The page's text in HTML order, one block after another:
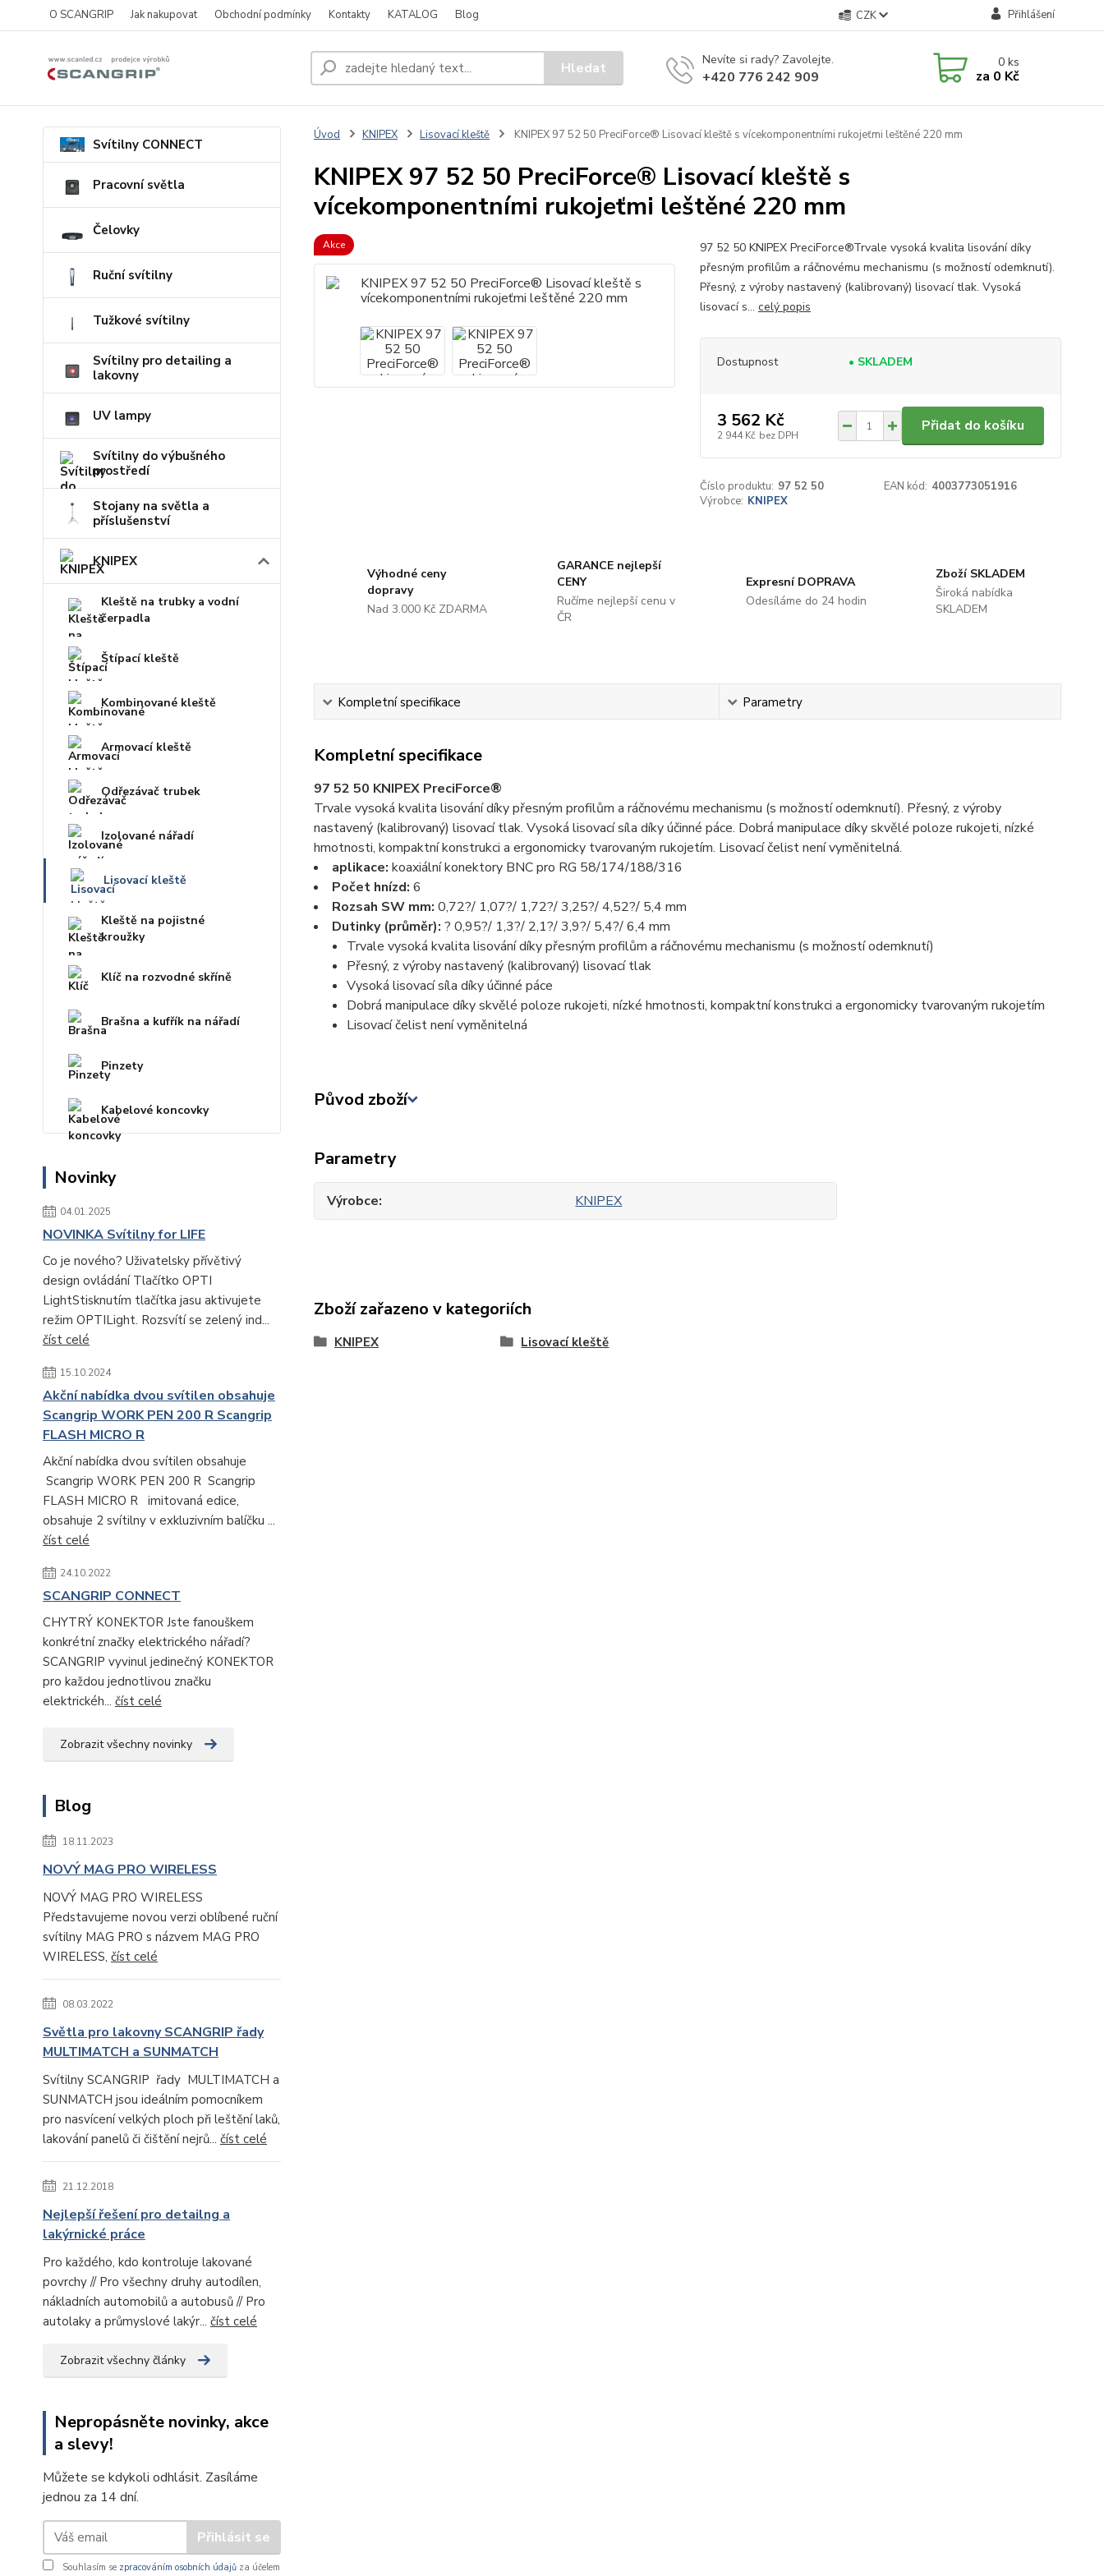
O SCANGRIP Jak nakupovat Obchodní podmínky Kontakty KATALOG Blog CZK Přihlášení
Hledat Nevíte si rady? Zavolejte.
+420 776 242 909
0ks
za 0 Kč
Svítilny CONNECT
Pracovní světla
Čelovky
Ruční svítilny
Tužkové svítilny
Svítilny pro detailing a
lakovny
UV lampy
Svítilny do výbušného
prostředí
Stojany na světla a
příslušenství
KNIPEX
Kleště na trubky a vodní
čerpadla
Štípací kleště
Kombinované kleště
Armovací kleště
Odřezávač trubek
Izolované nářadí
Lisovací kleště
Kleště na pojistné
kroužky
Klíč na rozvodné skříně
Brašna a kufřík na nářadí
Pinzety
Kabelové koncovky
Novinky
04.01.2025
NOVINKA Svítilny for LIFE
Co je nového? Uživatelsky přívětivý
design ovládání Tlačítko OPTI
LightStisknutím tlačítka jasu aktivujete
režim OPTILight. Rozsvítí se zelený ind...
číst celé
15.10.2024
Akční nabídka dvou svítilen obsahuje
Scangrip WORK PEN 200 R Scangrip
FLASH MICRO R
Akční nabídka dvou svítilen obsahuje
Scangrip WORK PEN 200 R Scangrip
FLASH MICRO R imitovaná edice,
obsahuje 2 svítilny v exkluzivním balíčku ...
číst celé
24.10.2022
SCANGRIP CONNECT
CHYTRÝ KONEKTOR Jste fanouškem
konkrétní značky elektrického nářadí?
SCANGRIP vyvinul jedinečný KONEKTOR
pro každou jednotlivou značku
elektrickéh... číst celé
Zobrazit všechny novinky
Blog
18.11.2023
NOVÝ MAG PRO WIRELESS
NOVÝ MAG PRO WIRELESS
Představujeme novou verzi oblíbené ruční
svítilny MAG PRO s názvem MAG PRO
WIRELESS, číst celé
08.03.2022
Světla pro lakovny SCANGRIP řady
MULTIMATCH a SUNMATCH
Svítilny SCANGRIP řady MULTIMATCH a
SUNMATCH jsou ideálním pomocníkem
pro nasvícení velkých ploch při leštění laků,
lakování panelů či čištění nejrů... číst celé
21.12.2018
Nejlepší řešení pro detailng a
lakýrnické práce
Pro každého, kdo kontroluje lakované
povrchy // Pro všechny druhy autodílen,
nákladních automobilů a autobusů // Pro
autolaky a průmyslové lakýr... číst celé
Zobrazit všechny články
Nepropásněte novinky, akce
a slevy!
Můžete se kdykoli odhlásit. Zasíláme
jednou za 14 dní.
Přihlásit se
Souhlasím se zpracováním osobních údajů za účelem
Úvod KNIPEX Lisovací kleště KNIPEX 97 52 50 PreciForce® Lisovací kleště s vícekomponentními rukojeťmi leštěné 220 mm
KNIPEX 97 52 50 PreciForce® Lisovací kleště s
vícekomponentními rukojeťmi leštěné 220 mm
Akce
97 52 50 KNIPEX PreciForce®Trvale vysoká kvalita lisování díky
přesným profilům a ráčnovému mechanismu (s možností odemknutí).
Přesný, z výroby nastavený (kalibrovaný) lisovací tlak. Vysoká
lisovací s... celý popis
Dostupnost • SKLADEM
3 562 Kč
2 944 Kč bez DPH
Přidat do košíku
Číslo produktu: 97 52 50 EAN kód: 4003773051916
Výrobce: KNIPEX
Výhodné ceny
dopravy
Nad 3.000 Kč ZDARMA
GARANCE nejlepší
CENY
Ručíme nejlepší cenu v
ČR
Expresní DOPRAVA
Odesíláme do 24 hodin
Zboží SKLADEM
Široká nabídka
SKLADEM
Kompletní specifikace Parametry
Kompletní specifikace
97 52 50 KNIPEX PreciForce®
Trvale vysoká kvalita lisování díky přesným profilům a ráčnovému mechanismu (s možností odemknutí). Přesný, z výroby
nastavený (kalibrovaný) lisovací tlak. Vysoká lisovací síla díky účinné páce. Dobrá manipulace díky skvělé poloze rukojeti, nízké
hmotnosti, kompaktní konstrukci a ergonomicky tvarovaným rukojetím. Lisovací čelist není vyměnitelná.
aplikace: koaxiální konektory BNC pro RG 58/174/188/316
Počet hnízd: 6
Rozsah SW mm: 0,72?/ 1,07?/ 1,72?/ 3,25?/ 4,52?/ 5,4 mm
Dutinky (průměr): ? 0,95?/ 1,3?/ 2,1?/ 3,9?/ 5,4?/ 6,4 mm
Trvale vysoká kvalita lisování díky přesným profilům a ráčnovému mechanismu (s možností odemknutí)
Přesný, z výroby nastavený (kalibrovaný) lisovací tlak
Vysoká lisovací síla díky účinné páce
Dobrá manipulace díky skvělé poloze rukojeti, nízké hmotnosti, kompaktní konstrukci a ergonomicky tvarovaným rukojetím
Lisovací čelist není vyměnitelná
Původ zboží
Parametry
Výrobce KNIPEX
Zboží zařazeno v kategoriích
KNIPEX Lisovací kleště